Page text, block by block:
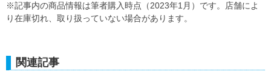
※記事内の商品情報は筆者購入時点（2023年1月）です。店舗によ
り在庫切れ、取り扱っていない場合があります。
関連記事